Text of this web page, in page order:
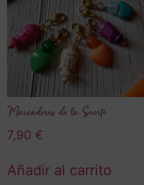
Marcadores de la Suerte
7,90 €
Añadir al carrito